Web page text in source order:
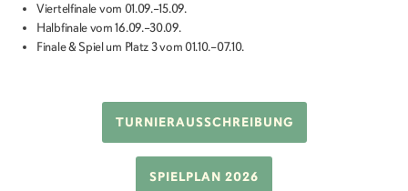
Viertelfinale vom 01.09.–15.09.
Halbfinale vom 16.09.–30.09.
Finale & Spiel um Platz 3 vom 01.10.–07.10.
TURNIERAUSSCHREIBUNG
SPIELPLAN 2026